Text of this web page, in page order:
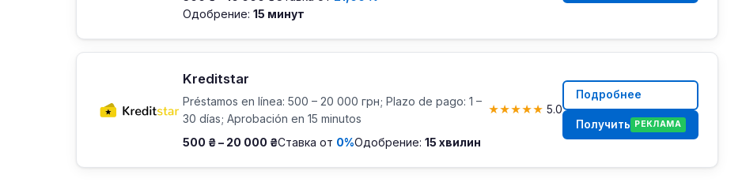
Одобрение: 15 минут
Kreditstar
Préstamos en línea: 500 – 20 000 грн; Plazo de pago: 1 –
30 días; Aprobación en 15 minutos
500 ₴ – 20 000 ₴Ставка от 0%Одобрение: 15 хвилин
★★★★★ 5.0
Подробнее
Получить РЕКЛАМА